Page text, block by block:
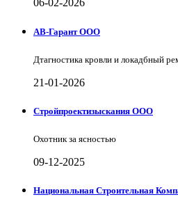
06-02-2026
АВ-Гарант ООО
Дтагностика кровли и локадбный
21-01-2026
Стройпроектизыскания ООО
Охотник за ясностью
09-12-2025
Национальная Строительная